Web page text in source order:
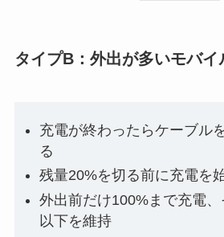
タイプB：外出が多いモバイ
充電が終わったらケーブル
る
残量20%を切る前に充電を
外出前だけ100%まで充電
以下を維持